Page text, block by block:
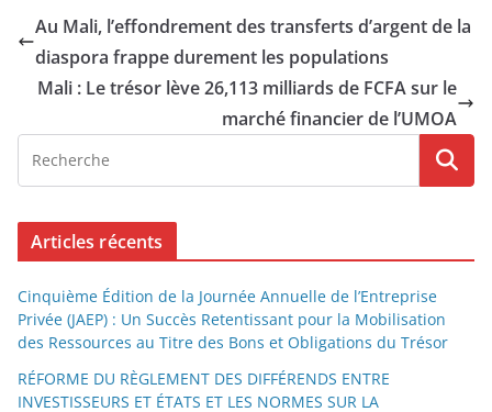
Au Mali, l’effondrement des transferts d’argent de la
diaspora frappe durement les populations
Mali : Le trésor lève 26,113 milliards de FCFA sur le
marché financier de l’UMOA
Articles récents
Cinquième Édition de la Journée Annuelle de l’Entreprise
Privée (JAEP) : Un Succès Retentissant pour la Mobilisation
des Ressources au Titre des Bons et Obligations du Trésor
RÉFORME DU RÈGLEMENT DES DIFFÉRENDS ENTRE
INVESTISSEURS ET ÉTATS ET LES NORMES SUR LA